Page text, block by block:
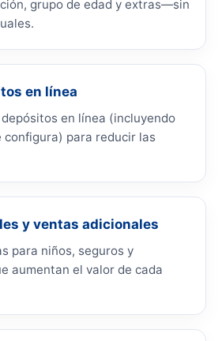
grupo de edad y extras—sin
en línea
en línea (incluyendo
configura) para reducir las
y ventas adicionales
para niños, seguros y
aumentan el valor de cada